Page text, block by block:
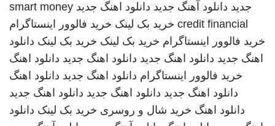
جدید دانلود آهنگ جدید دانلود اهنگ جدید smart money
credit financial خرید بک لینک خرید فالوور اینستاگرام
خرید فالوور اینستاگرام خرید بک لینک خرید بک لینک دانلود
اهنگ جدید دانلود اهنگ جدید دانلود اهنگ جدید دانلود اهنگ
خرید فالوور اینستاگرام دانلود اهنگ جدید دانلود اهنگ
دانلود اهنگ جدید دانلود اهنگ جدید دانلود اهنگ جدید
دانلود اهنگ خرید شال و روسری خرید بک لینک دانلود